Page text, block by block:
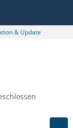
& Update